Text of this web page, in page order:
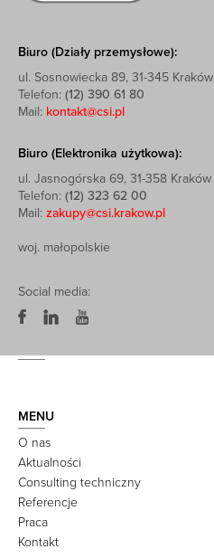
Biuro (Działy przemysłowe):
ul. Sosnowiecka 89, 31-345 Kraków
Telefon: (12) 390 61 80
Mail: kontakt@csi.pl
Biuro (Elektronika użytkowa):
ul. Jasnogórska 69, 31-358 Kraków
Telefon: (12) 323 62 00
Mail: zakupy@csi.krakow.pl
woj. małopolskie
Social media:
MENU
O nas
Aktualności
Consulting techniczny
Referencje
Praca
Kontakt